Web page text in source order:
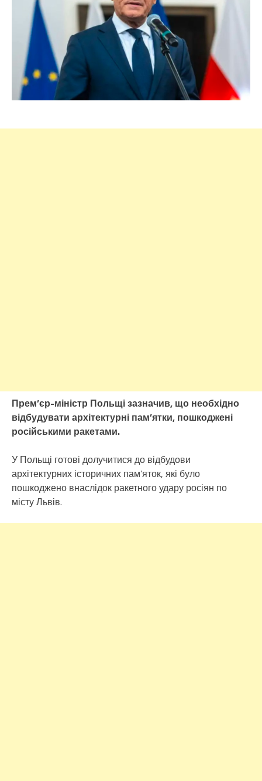
Прем’єр-міністр Польщі зазначив, що необхідно
відбудувати архітектурні пам’ятки, пошкоджені
російськими ракетами.
У Польщі готові долучитися до відбудови
архітектурних історичних пам’яток, які було
пошкоджено внаслідок ракетного удару росіян по
місту Львів.